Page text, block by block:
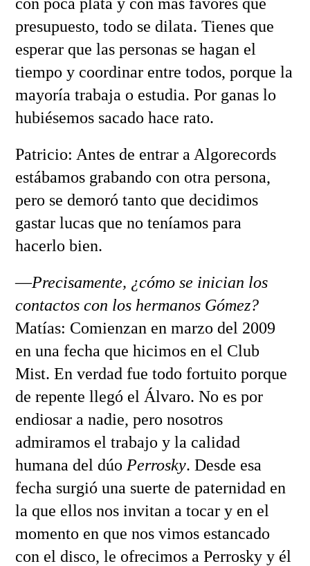
presupuesto, todo se dilata. Tienes que
esperar que las personas se hagan el
tiempo y coordinar entre todos, porque la
mayoría trabaja o estudia. Por ganas lo
hubiésemos sacado hace rato.
Patricio: Antes de entrar a Algorecords
estábamos grabando con otra persona,
pero se demoró tanto que decidimos
gastar lucas que no teníamos para
hacerlo bien.
—Precisamente, ¿cómo se inician los
contactos con los hermanos Gómez?
Matías: Comienzan en marzo del 2009
en una fecha que hicimos en el Club
Mist. En verdad fue todo fortuito porque
de repente llegó el Álvaro. No es por
endiosar a nadie, pero nosotros
admiramos el trabajo y la calidad
humana del dúo Perrosky. Desde esa
fecha surgió una suerte de paternidad en
la que ellos nos invitan a tocar y en el
momento en que nos vimos estancado
con el disco, le ofrecimos a Perrosky y él